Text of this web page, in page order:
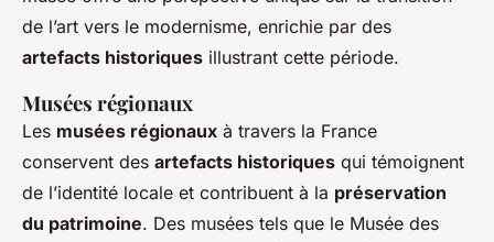
de l’art vers le modernisme, enrichie par des
artefacts historiques illustrant cette période.
Musées régionaux
Les musées régionaux à travers la France
conservent des artefacts historiques qui témoignent
de l’identité locale et contribuent à la préservation
du patrimoine. Des musées tels que le Musée des